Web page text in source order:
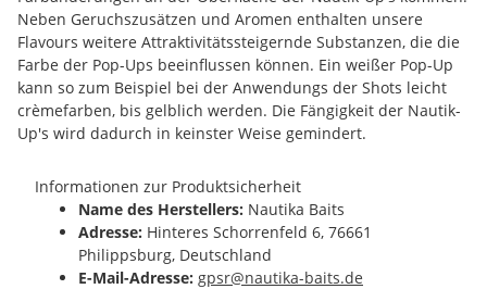
Neben Geruchszusätzen und Aromen enthalten unsere
Flavours weitere Attraktivitätssteigernde Substanzen, die die
Farbe der Pop-Ups beeinflussen können. Ein weißer Pop-Up
kann so zum Beispiel bei der Anwendungs der Shots leicht
crèmefarben, bis gelblich werden. Die Fängigkeit der Nautik-
Up's wird dadurch in keinster Weise gemindert.
Informationen zur Produktsicherheit
Name des Herstellers: Nautika Baits
Adresse: Hinteres Schorrenfeld 6, 76661
Philippsburg, Deutschland
E-Mail-Adresse: gpsr@nautika-baits.de